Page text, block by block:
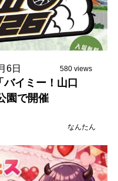
6日 580 views
バイミー！山口
園で開催
なんたん